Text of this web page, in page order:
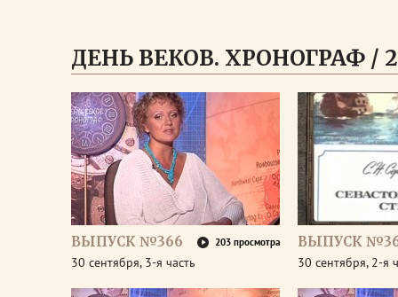
ДЕНЬ ВЕКОВ. ХРОНОГРАФ /
ВЫПУСК №366 203 просмотра
30 сентября, 3-я часть
ВЫПУСК
30 сентября, 2-я